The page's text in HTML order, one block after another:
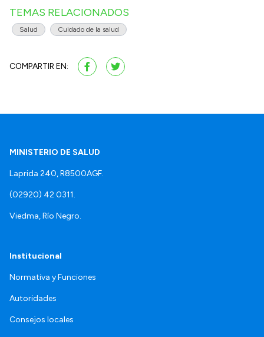
TEMAS RELACIONADOS
Salud Cuidado de la salud
COMPARTIR EN:
MINISTERIO DE SALUD
Laprida 240, R8500AGF.
(02920) 42 0311.
Viedma, Río Negro.
Institucional
Normativa y Funciones
Autoridades
Consejos locales